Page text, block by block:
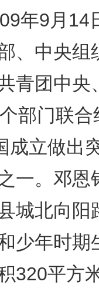
年9月14
、中央组
青团中央
部门联合
成立做出
一。邓恩
城北向阳
少年时期
320平方